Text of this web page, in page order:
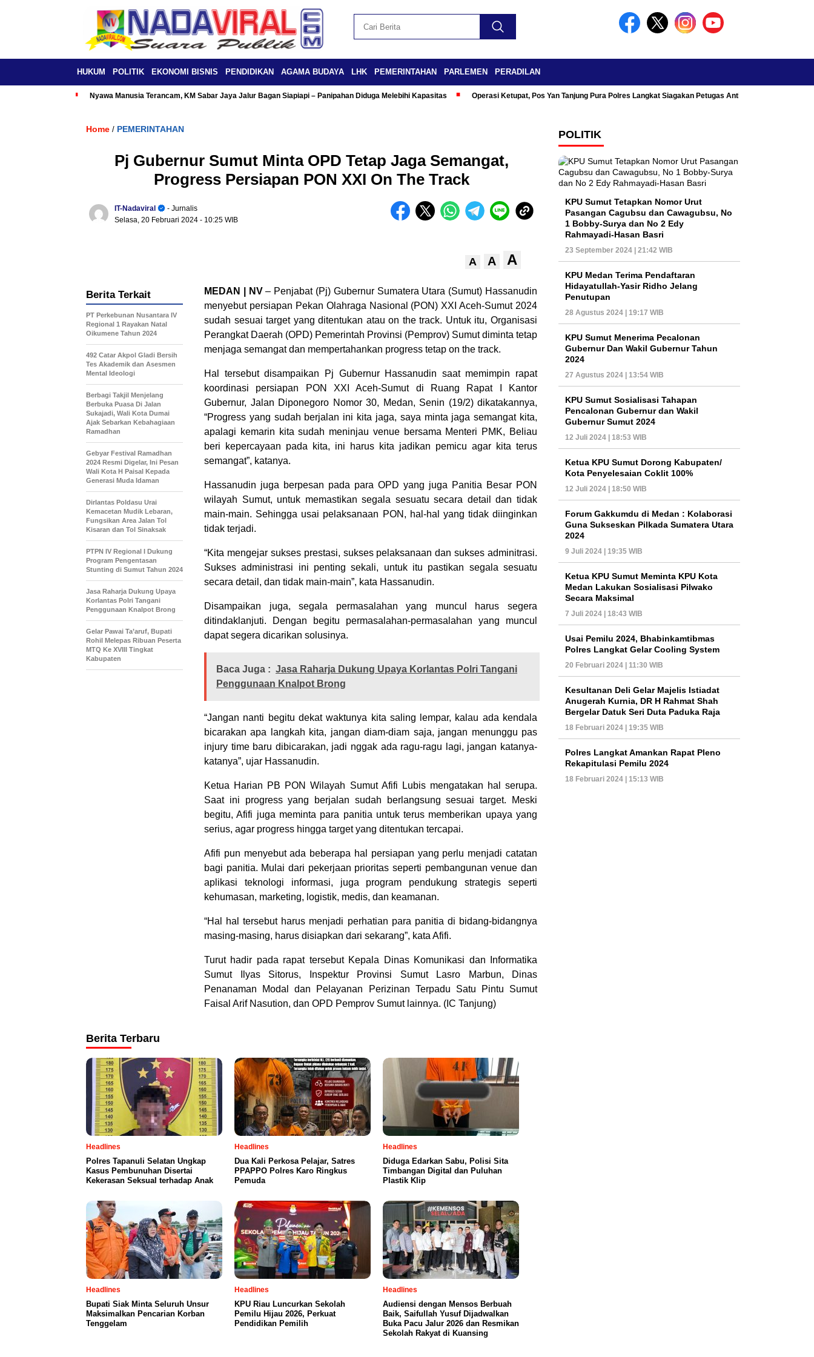
HUKUM POLITIK EKONOMI BISNIS PENDIDIKAN AGAMA BUDAYA LHK PEMERINTAHAN PARLEMEN PERADILAN
Nyawa Manusia Terancam, KM Sabar Jaya Jalur Bagan Siapiapi – Panipahan Diduga Melebihi Kapasitas Operasi Ketupat, Pos Yan Tanjung Pura Polres Langkat Siagakan Petugas Antisipasi Kemacetan
Home / PEMERINTAHAN
Pj Gubernur Sumut Minta OPD Tetap Jaga Semangat,
Progress Persiapan PON XXI On The Track
IT-Nadaviral
- Jurnalis
Selasa, 20 Februari 2024 - 10:25 WIB
A A A
MEDAN | NV– Penjabat (Pj) Gubernur Sumatera Utara (Sumut) Hassanudin
menyebut persiapan Pekan Olahraga Nasional (PON) XXI Aceh-Sumut 2024
sudah sesuai target yang ditentukan atau on the track. Untuk itu, Organisasi
Perangkat Daerah (OPD) Pemerintah Provinsi (Pemprov) Sumut diminta tetap
menjaga semangat dan mempertahankan progress tetap on the track.
Hal tersebut disampaikan Pj Gubernur Hassanudin saat memimpin rapat
koordinasi persiapan PON XXI Aceh-Sumut di Ruang Rapat I Kantor
Gubernur, Jalan Diponegoro Nomor 30, Medan, Senin (19/2) dikatakannya,
“Progress yang sudah berjalan ini kita jaga, saya minta jaga semangat kita,
apalagi kemarin kita sudah meninjau venue bersama Menteri PMK, Beliau
beri kepercayaan pada kita, ini harus kita jadikan pemicu agar kita terus
semangat”, katanya.
Hassanudin juga berpesan pada para OPD yang juga Panitia Besar PON
wilayah Sumut, untuk memastikan segala sesuatu secara detail dan tidak
main-main. Sehingga usai pelaksanaan PON, hal-hal yang tidak diinginkan
tidak terjadi.
“Kita mengejar sukses prestasi, sukses pelaksanaan dan sukses adminitrasi.
Sukses administrasi ini penting sekali, untuk itu pastikan segala sesuatu
secara detail, dan tidak main-main”, kata Hassanudin.
Disampaikan juga, segala permasalahan yang muncul harus segera
ditindaklanjuti. Dengan begitu permasalahan-permasalahan yang muncul
dapat segera dicarikan solusinya.
Baca Juga : Jasa Raharja Dukung Upaya Korlantas Polri Tangani
Penggunaan Knalpot Brong
“Jangan nanti begitu dekat waktunya kita saling lempar, kalau ada kendala
bicarakan apa langkah kita, jangan diam-diam saja, jangan menunggu pas
injury time baru dibicarakan, jadi nggak ada ragu-ragu lagi, jangan katanya-
katanya”, ujar Hassanudin.
Ketua Harian PB PON Wilayah Sumut Afifi Lubis mengatakan hal serupa.
Saat ini progress yang berjalan sudah berlangsung sesuai target. Meski
begitu, Afifi juga meminta para panitia untuk terus memberikan upaya yang
serius, agar progress hingga target yang ditentukan tercapai.
Afifi pun menyebut ada beberapa hal persiapan yang perlu menjadi catatan
bagi panitia. Mulai dari pekerjaan prioritas seperti pembangunan venue dan
aplikasi teknologi informasi, juga program pendukung strategis seperti
kehumasan, marketing, logistik, medis, dan keamanan.
“Hal hal tersebut harus menjadi perhatian para panitia di bidang-bidangnya
masing-masing, harus disiapkan dari sekarang”, kata Afifi.
Turut hadir pada rapat tersebut Kepala Dinas Komunikasi dan Informatika
Sumut Ilyas Sitorus, Inspektur Provinsi Sumut Lasro Marbun, Dinas
Penanaman Modal dan Pelayanan Perizinan Terpadu Satu Pintu Sumut
Faisal Arif Nasution, dan OPD Pemprov Sumut lainnya. (IC Tanjung)
Berita Terkait
PT Perkebunan Nusantara IV
Regional 1 Rayakan Natal
Oikumene Tahun 2024
492 Catar Akpol Gladi Bersih
Tes Akademik dan Asesmen
Mental Ideologi
Berbagi Takjil Menjelang
Berbuka Puasa Di Jalan
Sukajadi, Wali Kota Dumai
Ajak Sebarkan Kebahagiaan
Ramadhan
Gebyar Festival Ramadhan
2024 Resmi Digelar, Ini Pesan
Wali Kota H Paisal Kepada
Generasi Muda Idaman
Dirlantas Poldasu Urai
Kemacetan Mudik Lebaran,
Fungsikan Area Jalan Tol
Kisaran dan Tol Sinaksak
PTPN IV Regional I Dukung
Program Pengentasan
Stunting di Sumut Tahun 2024
Jasa Raharja Dukung Upaya
Korlantas Polri Tangani
Penggunaan Knalpot Brong
Gelar Pawai Ta’aruf, Bupati
Rohil Melepas Ribuan Peserta
MTQ Ke XVIII Tingkat
Kabupaten
Berita Terbaru
Headlines
Polres Tapanuli Selatan Ungkap
Kasus Pembunuhan Disertai
Kekerasan Seksual terhadap Anak
Headlines
Dua Kali Perkosa Pelajar, Satres
PPAPPO Polres Karo Ringkus
Pemuda
Headlines
Diduga Edarkan Sabu, Polisi Sita
Timbangan Digital dan Puluhan
Plastik Klip
Headlines
Bupati Siak Minta Seluruh Unsur
Maksimalkan Pencarian Korban
Tenggelam
Headlines
KPU Riau Luncurkan Sekolah
Pemilu Hijau 2026, Perkuat
Pendidikan Pemilih
Headlines
Audiensi dengan Mensos Berbuah
Baik, Saifullah Yusuf Dijadwalkan
Buka Pacu Jalur 2026 dan Resmikan
Sekolah Rakyat di Kuansing
POLITIK
KPU Sumut Tetapkan Nomor Urut
Pasangan Cagubsu dan Cawagubsu, No
1 Bobby-Surya dan No 2 Edy
Rahmayadi-Hasan Basri
23 September 2024 | 21:42 WIB
KPU Medan Terima Pendaftaran
Hidayatullah-Yasir Ridho Jelang
Penutupan
28 Agustus 2024 | 19:17 WIB
KPU Sumut Menerima Pecalonan
Gubernur Dan Wakil Gubernur Tahun
2024
27 Agustus 2024 | 13:54 WIB
KPU Sumut Sosialisasi Tahapan
Pencalonan Gubernur dan Wakil
Gubernur Sumut 2024
12 Juli 2024 | 18:53 WIB
Ketua KPU Sumut Dorong Kabupaten/
Kota Penyelesaian Coklit 100%
12 Juli 2024 | 18:50 WIB
Forum Gakkumdu di Medan : Kolaborasi
Guna Sukseskan Pilkada Sumatera Utara
2024
9 Juli 2024 | 19:35 WIB
Ketua KPU Sumut Meminta KPU Kota
Medan Lakukan Sosialisasi Pilwako
Secara Maksimal
7 Juli 2024 | 18:43 WIB
Usai Pemilu 2024, Bhabinkamtibmas
Polres Langkat Gelar Cooling System
20 Februari 2024 | 11:30 WIB
Kesultanan Deli Gelar Majelis Istiadat
Anugerah Kurnia, DR H Rahmat Shah
Bergelar Datuk Seri Duta Paduka Raja
18 Februari 2024 | 19:35 WIB
Polres Langkat Amankan Rapat Pleno
Rekapitulasi Pemilu 2024
18 Februari 2024 | 15:13 WIB